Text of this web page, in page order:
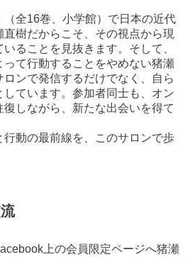
全16巻、小学館）で日本の近代
樹だからこそ、その視点から現
ることを見抜きます。そして、
て行動することをやめない猪瀬
ンで発信するだけでなく、自ら
しています。参加者同士も、オン
しながら、新たな出会いを得て
動の最前線を、このサロンで歩
上の会員限定ページへ猪瀬